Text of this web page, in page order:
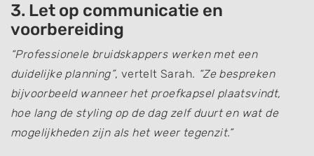
3. Let op communicatie en
voorbereiding
“Professionele bruidskappers werken met een
duidelijke planning”, vertelt Sarah. “Ze bespreken
bijvoorbeeld wanneer het proefkapsel plaatsvindt,
hoe lang de styling op de dag zelf duurt en wat de
mogelijkheden zijn als het weer tegenzit.”